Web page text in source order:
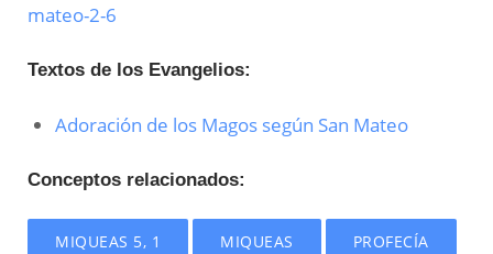
mateo-2-6
Textos de los Evangelios:
Adoración de los Magos según San Mateo
Conceptos relacionados:
MIQUEAS 5, 1 MIQUEAS PROFECÍA